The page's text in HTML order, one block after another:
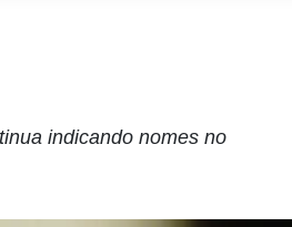
indicando nomes no